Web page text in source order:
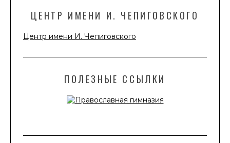
ЦЕНТР ИМЕНИ И. ЧЕПИГОВСКОГО
Центр имени И. Чепиговского
ПОЛЕЗНЫЕ ССЫЛКИ